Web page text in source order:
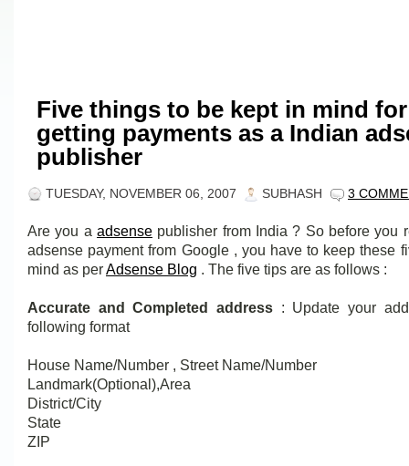
Five things to be kept in mind for
getting payments as a Indian
publisher
TUESDAY, NOVEMBER 06, 2007 SUBHASH 3
Are you a adsense publisher from India ? So before you
adsense payment from Google , you have to keep these
mind as perAdsense Blog . The five tips are as follows :
Accurate and Completed address : Update your
following format
House Name/Number , Street Name/Number
Landmark(Optional),Area
District/City
State
ZIP